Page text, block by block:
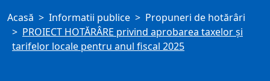
Acasă Informatii publice
Propuneri de hotărâri
PROIECT HOTĂRÂRE privind aprobarea taxelor şi
tarifelor locale pentru anul fiscal 2025